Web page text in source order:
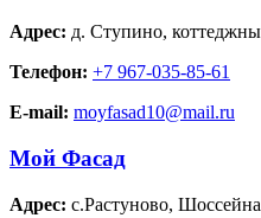
Адрес: д. Ступино,
Телефон: +7 967-035-85-61
E-mail: moyfasad10@mail.ru
Мой Фасад
Адрес: с.Растуново,